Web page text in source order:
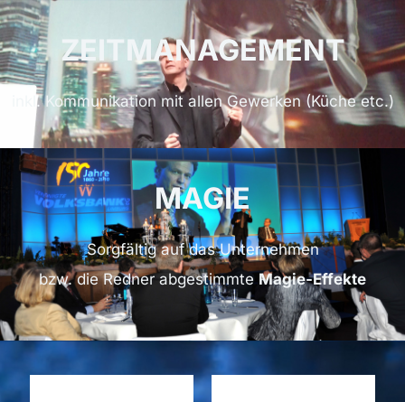
ZEITMANAGEMENT
inkl. Kommunikation mit allen Gewerken (Küche etc.)
MAGIE
Sorgfältig auf das Unternehmen
bzw. die Redner abgestimmteMagie-Effekte